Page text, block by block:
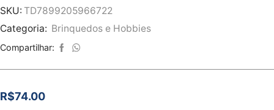
SKU: TD7899205966722
Categoria: Brinquedos e Hobbies
Compartilhar:
R$74.00